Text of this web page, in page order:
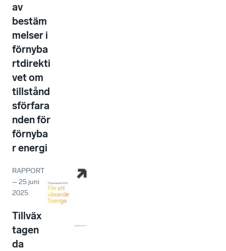
av
bestäm
melser i
förnyba
rtdirekti
vet om
tillstånd
sförfara
nden för
förnyba
r energi
RAPPORT
–25 juni
2025
Tillväx
tagen
da